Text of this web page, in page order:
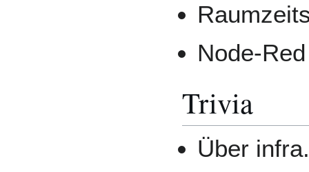
Node-
Trivia
Über